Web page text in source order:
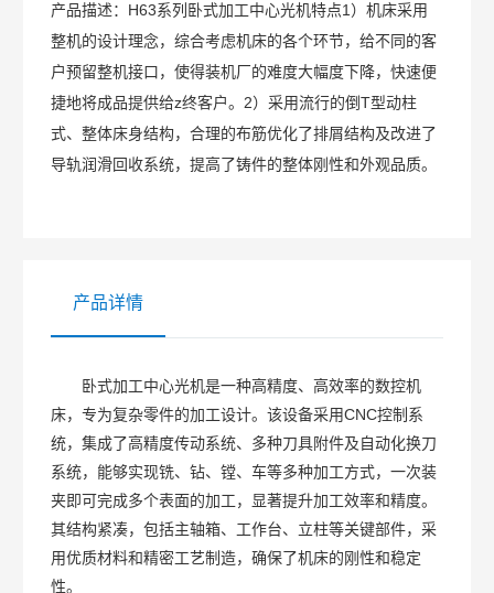
产品描述： H63系列卧式加工中心光机特点1）机床采用
整机的设计理念，综合考虑机床的各个环节，给不同的客
户预留整机接口，使得装机厂的难度大幅度下降，快速便
捷地将成品提供给z终客户。2）采用流行的倒T型动柱
式、整体床身结构，合理的布筋优化了排屑结构及改进了
导轨润滑回收系统，提高了铸件的整体刚性和外观品质。
产品详情
卧式加工中心光机是一种高精度、高效率的数控机
床，专为复杂零件的加工设计。该设备采用CNC控制系
统，集成了高精度传动系统、多种刀具附件及自动化换刀
系统，能够实现铣、钻、镗、车等多种加工方式，一次装
夹即可完成多个表面的加工，显著提升加工效率和精度。
其结构紧凑，包括主轴箱、工作台、立柱等关键部件，采
用优质材料和精密工艺制造，确保了机床的刚性和稳定
性。